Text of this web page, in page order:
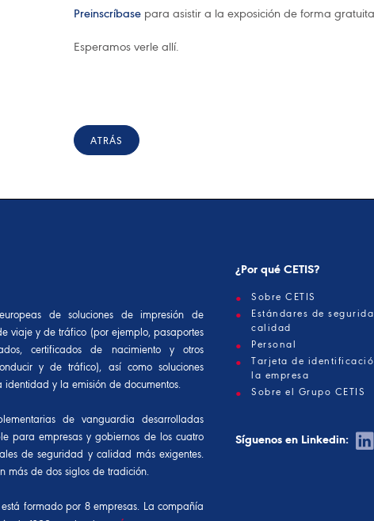
Preinscríbase para asistir a la exposición de forma
Esperamos verle allí.
ATRÁS
de soluciones de impresión de
viaje y de tráfico (por ejemplo, pasaportes
certificados de nacimiento y otros
y de tráfico), así como soluciones
y la emisión de documentos.
de vanguardia desarrolladas
para empresas y gobiernos de los cuatro
de seguridad y calidad más exigentes.
más de dos siglos de tradición.
formado por 8 empresas. La compañía
¿Por qué CETIS?
Sobre CETIS
Estándares de
calidad
Personal
Tarjeta de
la empresa
Sobre el Grupo CETIS
Síguenos en Linkedin: